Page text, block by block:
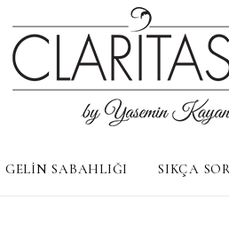
GELİN SABAHLIĞI SIKÇA